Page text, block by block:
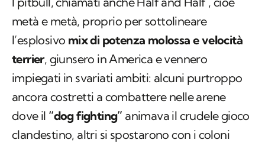
metà e metà, proprio per sottolineare
l’esplosivo mix di potenza molossa e velocità
terrier, giunsero in America e vennero
impiegati in svariati ambiti: alcuni purtroppo
ancora costretti a combattere nelle arene
dove il “dog fighting” animava il crudele gioco
clandestino, altri si spostarono con i coloni